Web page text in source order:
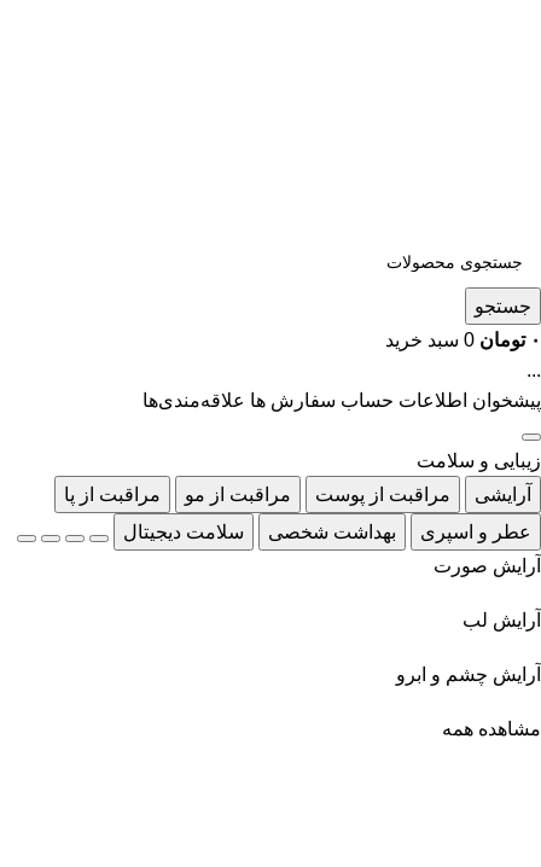
جستجو
۰ تومان 0 سبد خرید
...
پیشخوان اطلاعات حساب سفارش ها علاقه‌مندی‌ها
زیبایی و سلامت
آرایشی
مراقبت از پوست مراقبت از مو
مراقبت از پا
عطر و اسپری
بهداشت شخصی
سلامت دیجیتال
آرایش صورت
آرایش لب
آرایش چشم و ابرو
مشاهده همه